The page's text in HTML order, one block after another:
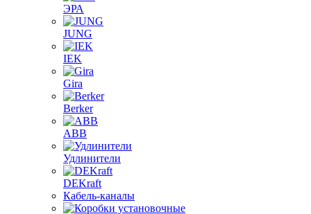
ЭРА
JUNG
IEK
Gira
Berker
ABB
Удлинители
DEKraft
Кабель-каналы